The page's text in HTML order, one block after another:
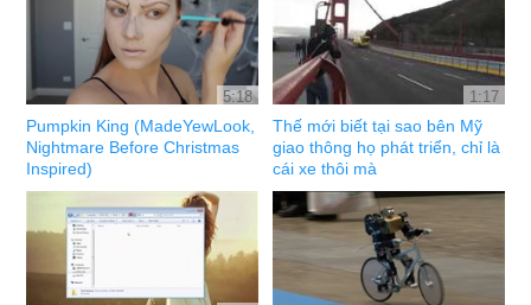
5:18
Pumpkin King (MadeYewLook,
Nightmare Before Christmas
Inspired)
1:17
Thế mới biết tại sao bên Mỹ
giao thông họ phát triển, chỉ là
cái xe thôi mà